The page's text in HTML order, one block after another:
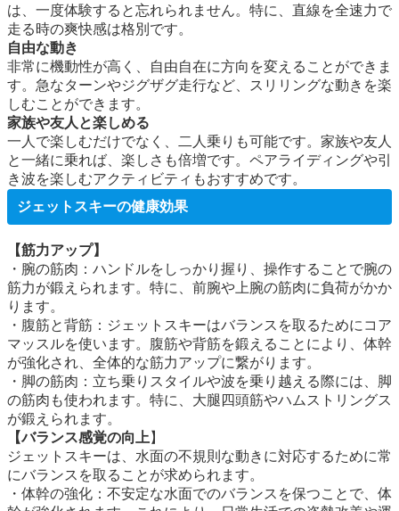
は、一度体験すると忘れられません。特に、直線を全速力で
走る時の爽快感は格別です。
自由な動き
非常に機動性が高く、自由自在に方向を変えることができま
す。急なターンやジグザグ走行など、スリリングな動きを楽
しむことができます。
家族や友人と楽しめる
一人で楽しむだけでなく、二人乗りも可能です。家族や友人
と一緒に乗れば、楽しさも倍増です。ペアライディングや引
き波を楽しむアクティビティもおすすめです。
ジェットスキーの健康効果
【筋力アップ】
・腕の筋肉：ハンドルをしっかり握り、操作することで腕の
筋力が鍛えられます。特に、前腕や上腕の筋肉に負荷がかか
ります。
・腹筋と背筋：ジェットスキーはバランスを取るためにコア
マッスルを使います。腹筋や背筋を鍛えることにより、体幹
が強化され、全体的な筋力アップに繋がります。
・脚の筋肉：立ち乗りスタイルや波を乗り越える際には、脚
の筋肉も使われます。特に、大腿四頭筋やハムストリングス
が鍛えられます。
【バランス感覚の向上 】
ジェットスキーは、水面の不規則な動きに対応するために常
にバランスを取ることが求められます。
・体幹の強化：不安定な水面でのバランスを保つことで、体